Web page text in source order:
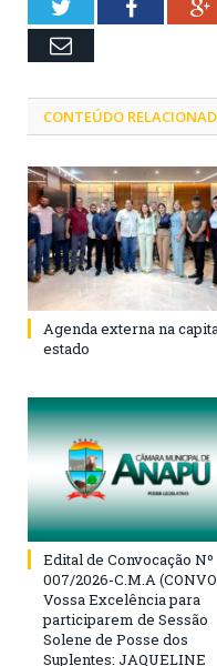
TwitterFacebook
Email
CONTEÚDO
Agenda externa na
estado
Edital de Convocação Nº
007/2026-C.M.A
Vossa Excelência para
participarem de Sessão
Solene de Posse dos
Suplentes: JAQUELINE